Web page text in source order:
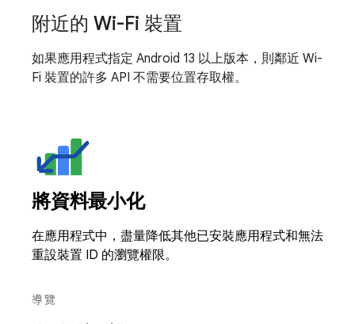
附近的 Wi-Fi 裝置
如果應用程式指定 Android 13 以上版本，則鄰近 Wi-
Fi 裝置的許多 API 不需要位置存取權。
將資料最小化
在應用程式中，盡量降低其他已安裝應用程式和無法
重設裝置 ID 的瀏覽權限。
導覽